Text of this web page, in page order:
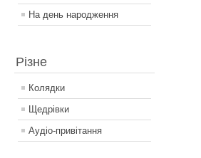
На день народження
Різне
Колядки
Щедрівки
Аудіо-привітання